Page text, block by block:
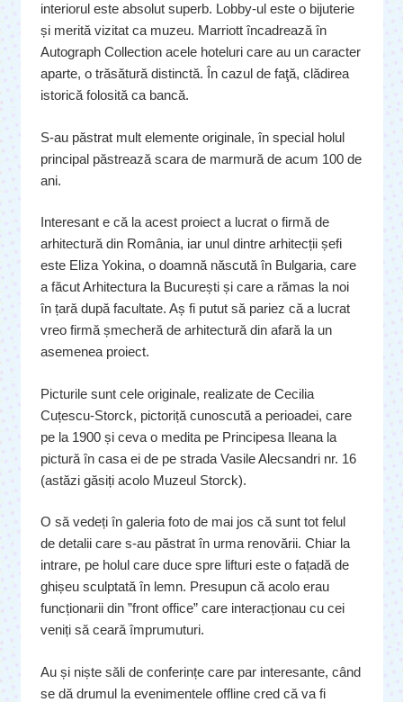
interiorul este absolut superb. Lobby-ul este o bijuterie
și merită vizitat ca muzeu. Marriott încadrează în
Autograph Collection acele hoteluri care au un caracter
aparte, o trăsătură distinctă. În cazul de faţă, clădirea
istorică folosită ca bancă.
S-au păstrat mult elemente originale, în special holul
principal păstrează scara de marmură de acum 100 de
ani.
Interesant e că la acest proiect a lucrat o firmă de
arhitectură din România, iar unul dintre arhitecții șefi
este Eliza Yokina, o doamnă născută în Bulgaria, care
a făcut Arhitectura la București și care a rămas la noi
în țară după facultate. Aș fi putut să pariez că a lucrat
vreo firmă șmecheră de arhitectură din afară la un
asemenea proiect.
Picturile sunt cele originale, realizate de Cecilia
Cuțescu-Storck, pictoriță cunoscută a perioadei, care
pe la 1900 și ceva o medita pe Principesa Ileana la
pictură în casa ei de pe strada Vasile Alecsandri nr. 16
(astăzi găsiți acolo Muzeul Storck).
O să vedeți în galeria foto de mai jos că sunt tot felul
de detalii care s-au păstrat în urma renovării. Chiar la
intrare, pe holul care duce spre lifturi este o fațadă de
ghișeu sculptată în lemn. Presupun că acolo erau
funcționarii din ”front office” care interacționau cu cei
veniți să ceară împrumuturi.
Au și niște săli de conferințe care par interesante, când
se dă drumul la evenimentele offline cred că va fi